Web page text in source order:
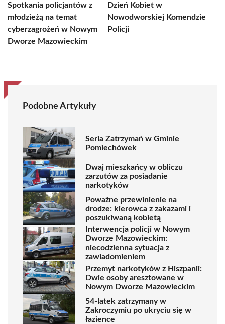
Spotkania policjantów z
młodzieżą na temat
cyberzagrożeń w Nowym
Dworze Mazowieckim
Dzień Kobiet w
Nowodworskiej Komendzie
Policji
Podobne Artykuły
Seria Zatrzymań w Gminie
Pomiechówek
Dwaj mieszkańcy w obliczu
zarzutów za posiadanie
narkotyków
Poważne przewinienie na
drodze: kierowca z zakazami i
poszukiwaną kobietą
Interwencja policji w Nowym
Dworze Mazowieckim:
niecodzienna sytuacja z
zawiadomieniem
Przemyt narkotyków z Hiszpanii:
Dwie osoby aresztowane w
Nowym Dworze Mazowieckim
54-latek zatrzymany w
Zakroczymiu po ukryciu się w
łazience